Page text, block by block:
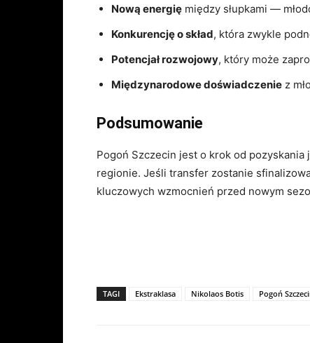
Nową energię między słupkami —
Konkurencję o skład, która zwykle
Potencjał rozwojowy, który może
Międzynarodowe doświadczenie z
Podsumowanie
Pogoń Szczecin jest o krok od
regionie. Jeśli transfer zostanie
kluczowych wzmocnień przed nowym
TAGI Ekstraklasa Nikolaos Botis Pogoń